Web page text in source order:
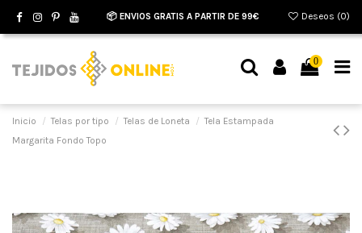
📦 ENVIOS GRATIS A PARTIR DE 99€ Deseos (0)
0
Inicio Telas por tipo Telas de Loneta
Tela Estampada
Margarita Fondo Topo